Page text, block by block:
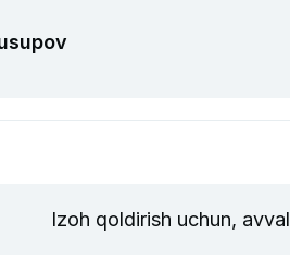
Izoh qoldirish uchun, avval